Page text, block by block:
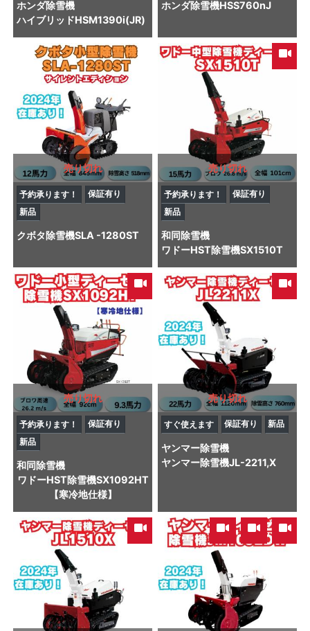
ホンダ除雪機
ハイブリッドHSM1390i(JR)
ホンダ除雪機HSS760nJ
売り切れ
予約承ります！
保証有り
新品
クボタ除雪機SLA -1280ST
売り切れ
予約承ります！
保証有り
新品
和同除雪機
ワドーHST除雪機SX1510T
売り切れ
予約承ります！
保証有り
新品
和同除雪機
ワドーHST除雪機SX1092HT
【寒冷地仕様】
売り切れ
すぐ使えます 保証有り 新品
ヤンマー除雪機
ヤンマー除雪機JL-2211,X
, ,